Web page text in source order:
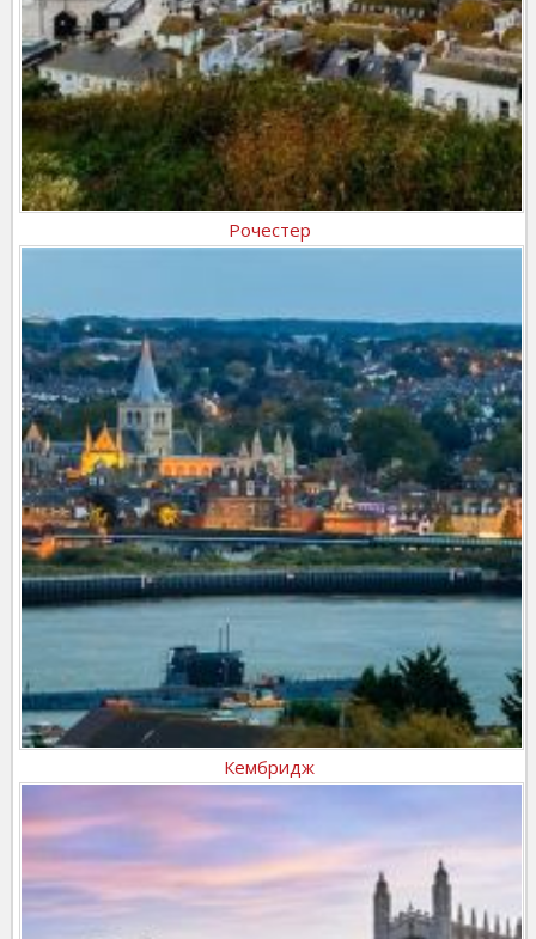
Рочестер
Кембридж